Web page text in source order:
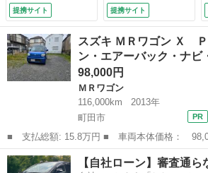
ドランプ レザーシ
ート バックカメ
ラ ＥＴＣ パワー
シート フルセグテ
レビ （検9.10）
提携サイト
ボックス／デジタル
インナーミラー／ワ
イヤレスデバイスチ
ャージング （検
9.7）
提携サイト
スズキ ＭＲワゴン Ｘ
ン・エアーバック・ナ
98,000円
ＭＲワゴン
116,000km
2013年
町田市
■ 支払総額: 15.8万円 ■ 車両本体価格： 98,000 円 ■ メーカー
名： スズキ ■ 車種名： ＭＲワゴン ■ グ
Ｓ・ＰＷ・エアコン・エアーバック・ナビ・Ｔ
東京 町田市 ＭＲワゴン ミラー
【自社ローン】審査通ら